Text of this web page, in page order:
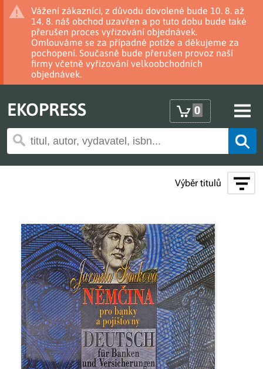
Vážení zákazníci, z důvodu dovolené bude 10. 8. až
14. 8. náš obchod uzavřen a po tuto dobu bude také
přerušen proces vyřizování objednávek.
Omlouváme se za případné potíže a děkujeme za
pochopení. Současně bude přerušen provoz naší
firmy včetně vyřizování velkoobchodních
objednávek.
EKOPRESS 0
Výběr titulů